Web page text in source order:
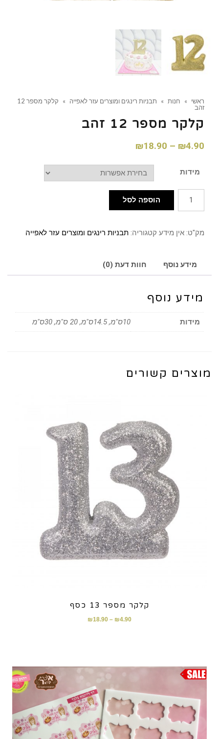
ראשי » חנות » תבניות רינגים ומוצרים עזר לאפייה »
קלקר מספר 12
זהב
קלקר מספר 12 זהב
₪4.90
–
₪18.90
מידות
הוספה לסל
מק"ט: אין מידע קטגוריה: תבניות רינגים ומוצרים עזר לאפייה
מידע נוסף חוות דעת (0)
מידע נוסף
מידות 10ס"מ, 14.5ס"מ, 20 ס"מ, 30ס"מ
מוצרים קשורים
קלקר מספר 13 כסף
₪4.90
–
₪18.90